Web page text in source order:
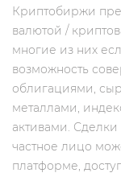
Криптобиржи
валютой /
многие из них
возможность
облигациями,
металлами,
активами.
частное лицо
платформе,